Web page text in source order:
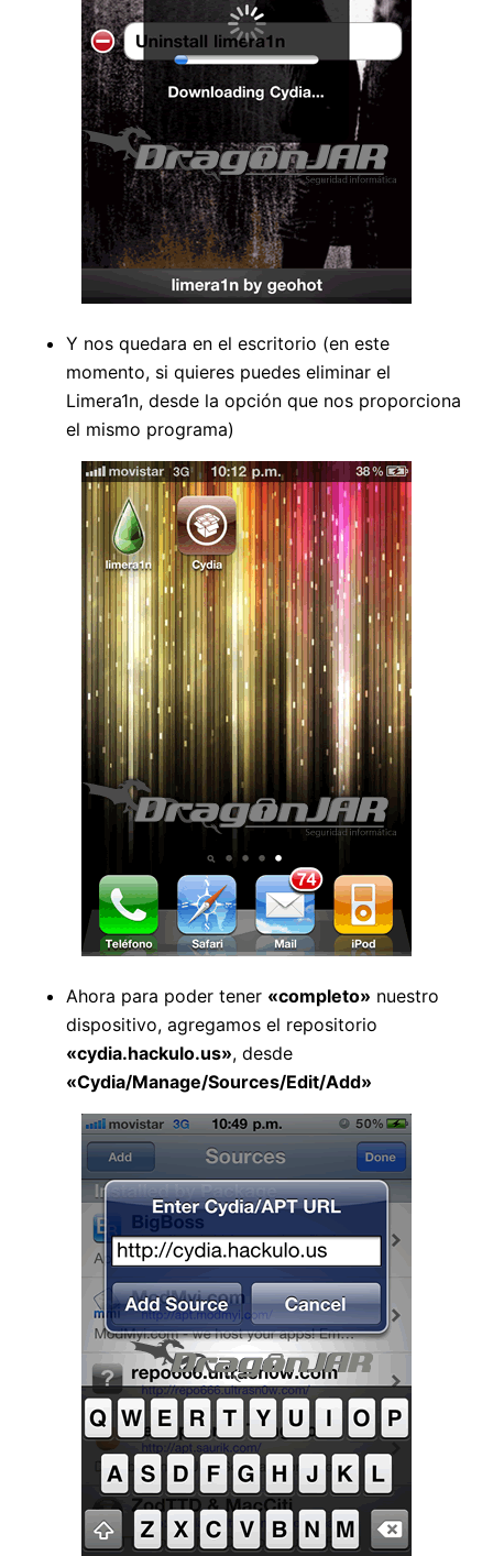
Y nos quedara en el escritorio (en este
momento, si quieres puedes eliminar el
Limera1n, desde la opción que nos proporciona
el mismo programa)
Ahora para poder tener «completo» nuestro
dispositivo, agregamos el repositorio
«cydia.hackulo.us», desde
«Cydia/Manage/Sources/Edit/Add»